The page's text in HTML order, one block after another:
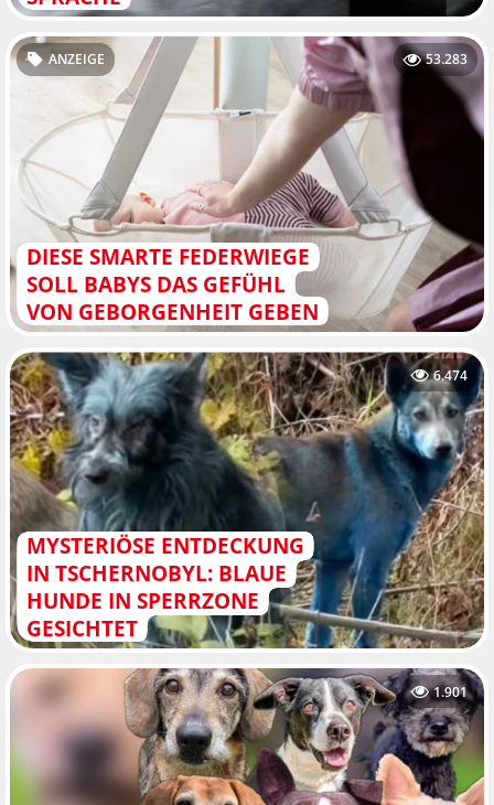
DIESE SMARTE FEDERWIEGE
SOLL BABYS DAS GEFÜHL
VON GEBORGENHEIT GEBEN
ANZEIGE 53.283
MYSTERIÖSE ENTDECKUNG
IN TSCHERNOBYL: BLAUE
HUNDE IN SPERRZONE
GESICHTET
6.474
1.901